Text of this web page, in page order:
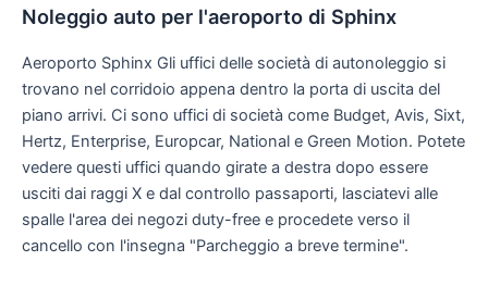
Noleggio auto per l'aeroporto di Sphinx
Aeroporto Sphinx Gli uffici delle società di autonoleggio si
trovano nel corridoio appena dentro la porta di uscita del
piano arrivi. Ci sono uffici di società come Budget, Avis, Sixt,
Hertz, Enterprise, Europcar, National e Green Motion. Potete
vedere questi uffici quando girate a destra dopo essere
usciti dai raggi X e dal controllo passaporti, lasciatevi alle
spalle l'area dei negozi duty-free e procedete verso il
cancello con l'insegna "Parcheggio a breve termine".